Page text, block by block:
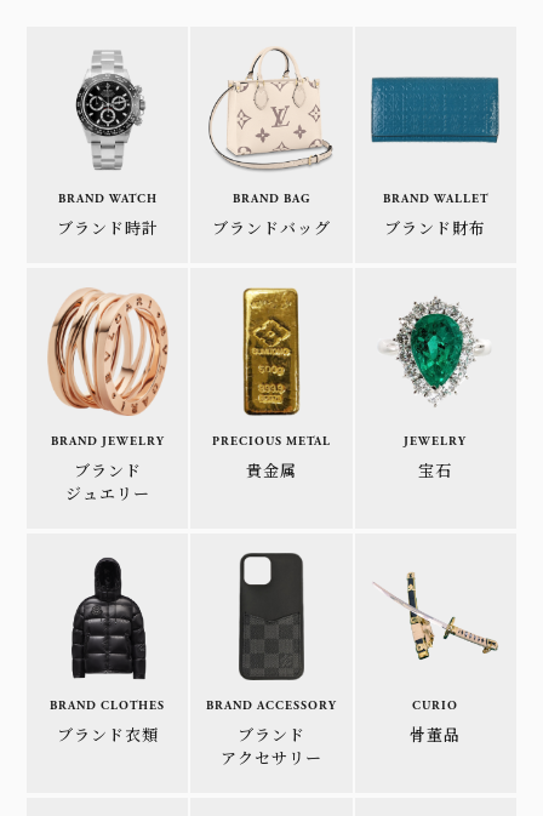
BRAND WATCH
ブランド時計
BRAND BAG
ブランドバッグ
BRAND WALLET
ブランド財布
BRAND JEWELRY
ブランド
ジュエリー
PRECIOUS METAL
貴金属
JEWELRY
宝石
BRAND CLOTHES
ブランド衣類
BRAND ACCESSORY
ブランド
アクセサリー
CURIO
骨董品